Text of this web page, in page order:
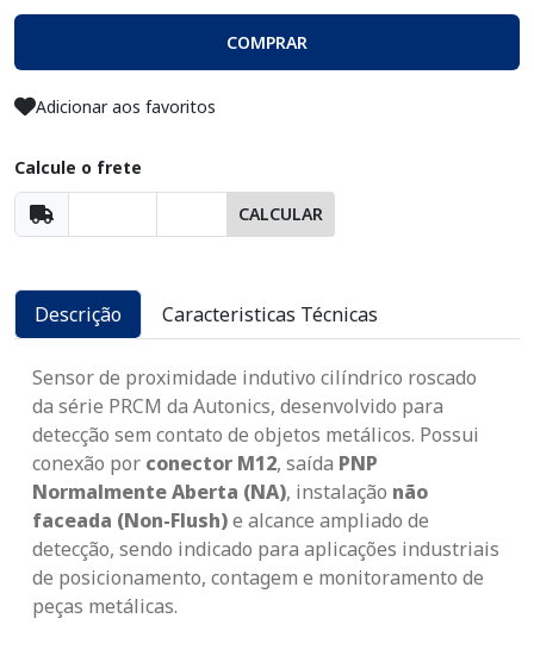
COMPRAR
Adicionar aos favoritos
Calcule o frete
CALCULAR
Descrição Caracteristicas Técnicas
Sensor de proximidade indutivo cilíndrico roscado
da série PRCM da Autonics, desenvolvido para
detecção sem contato de objetos metálicos. Possui
conexão por conector M12, saída PNP
Normalmente Aberta (NA), instalação não
faceada (Non-Flush)e alcance ampliado de
detecção, sendo indicado para aplicações industriais
de posicionamento, contagem e monitoramento de
peças metálicas.